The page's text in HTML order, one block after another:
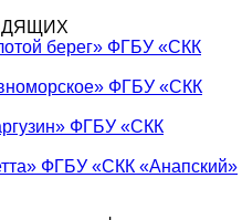
берег» ФГБУ «СКК
ФГБУ «СКК
ФГБУ «СКК
ФГБУ «СКК «Анапский»